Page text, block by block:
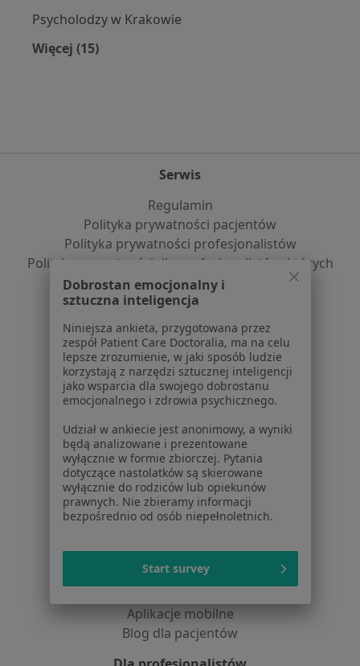
Psycholodzy w Krakowie
Więcej (15)
Serwis
Regulamin
Polityka prywatności pacjentów
Polityka prywatności profesjonalistów
Polityka prywatności dla profesjonalistów, których
dane pozyskaliśmy samodzielnie
Polityka cookies
Jak działają wyniki wyszukiwania
Dostępność
O nas
Praca Rekrutujemy!
Partnerzy
Kontakt
Dla pacjentów
Lekarze
Placówki medyczne
Usługi i zabiegi
Choroby
Aplikacje mobilne
Blog dla pacjentów
Dobrostan emocjonalny i
sztuczna inteligencja
Niniejsza ankieta, przygotowana przez
zespół Patient Care Doctoralia, ma na celu
lepsze zrozumienie, w jaki sposób ludzie
korzystają z narzędzi sztucznej inteligencji
jako wsparcia dla swojego dobrostanu
emocjonalnego i zdrowia psychicznego.
Udział w ankiecie jest anonimowy, a wyniki
będą analizowane i prezentowane
wyłącznie w formie zbiorczej. Pytania
dotyczące nastolatków są skierowane
wyłącznie do rodziców lub opiekunów
prawnych. Nie zbieramy informacji
bezpośrednio od osób niepełnoletnich.
Start survey